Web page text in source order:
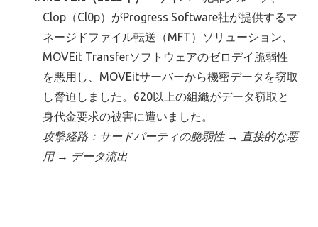
Clop（Cl0p）がProgress Software社が提供するマ
ネージドファイル転送（MFT）ソリューション、
MOVEit Transferソフトウェアのゼロデイ脆弱性
を悪用し、MOVEitサーバーから機密データを窃取
し脅迫しました。620以上の組織がデータ窃取と
身代金要求の被害に遭いました。
攻撃経路：サードパーティの脆弱性 → 直接的な悪
用 → データ流出